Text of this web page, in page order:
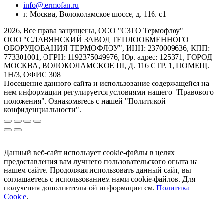
info@termofan.ru
г. Москва, Волоколамское шоссе, д. 116. с1
2026, Все права защищены, ООО "СЗТО Термофлоу"
ООО "СЛАВЯНСКИЙ ЗАВОД ТЕПЛООБМЕННОГО
ОБОРУДОВАНИЯ ТЕРМОФЛОУ", ИНН: 2370009636, КПП:
773301001, ОГРН: 1192375049976, Юр. адрес: 125371, ГОРОД
МОСКВА, ВОЛОКОЛАМСКОЕ Ш, Д. 116 СТР. 1, ПОМЕЩ.
1Н/3, ОФИС 308
Посещение данного сайта и использование содержащейся на
нем информации регулируется условиями нашего "Правового
положения". Ознакомьтесь с нашей "Политикой
конфиденциальности".
Данный веб-сайт использует cookie-файлы в целях
предоставления вам лучшего пользовательского опыта на
нашем сайте. Продолжая использовать данный сайт, вы
соглашаетесь с использованием нами cookie-файлов. Для
получения дополнительной информации см. Политика
Cookie.